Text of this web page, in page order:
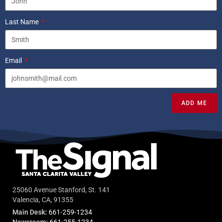
Last Name
Email
ADD ME
25060 Avenue Stanford, St. 141
Valencia, CA, 91355
Main Desk: 661-259-1234